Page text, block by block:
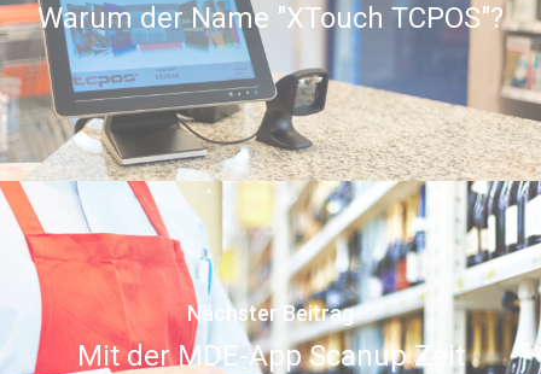
Warum der Name "XTouch TCPOS"?
Nächster Beitrag
Mit der MDE-App Scanup Zeit